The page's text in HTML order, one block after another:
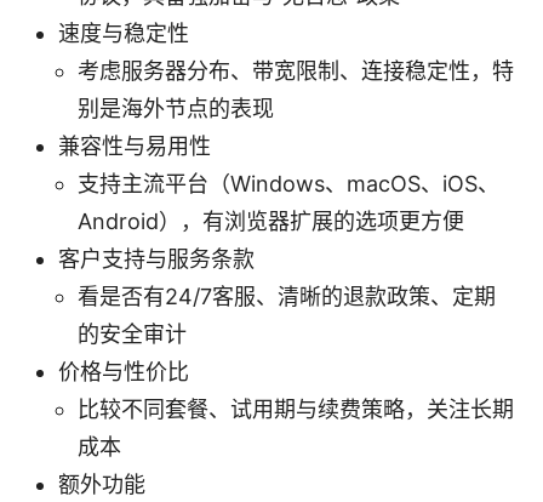
速度与稳定性
考虑服务器分布、带宽限制、连接稳定性，特
别是海外节点的表现
兼容性与易用性
支持主流平台（Windows、macOS、iOS、
Android），有浏览器扩展的选项更方便
客户支持与服务条款
看是否有24/7客服、清晰的退款政策、定期
的安全审计
价格与性价比
比较不同套餐、试用期与续费策略，关注长期
成本
额外功能